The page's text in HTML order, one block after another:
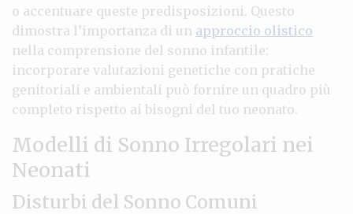
o accentuare queste predisposizioni. Questo
dimostra l’importanza di un approccio olistico
nella comprensione del sonno infantile:
incorporare valutazioni genetiche con pratiche
genitoriali e ambientali può fornire un quadro più
completo rispetto ai bisogni del tuo neonato.
Modelli di Sonno Irregolari nei
Neonati
Disturbi del Sonno Comuni